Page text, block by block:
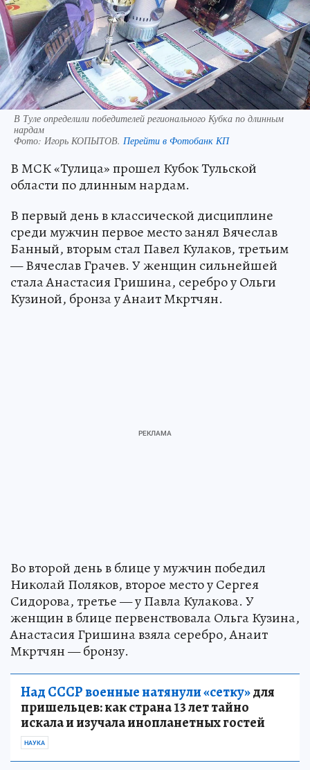
В Туле определили победителей регионального Кубка по длинным
нардам
Фото: Игорь КОПЫТОВ. Перейти в Фотобанк КП
В МСК «Тулица» прошел Кубок Тульской
области по длинным нардам.
В первый день в классической дисциплине
среди мужчин первое место занял Вячеслав
Банный, вторым стал Павел Кулаков, третьим
— Вячеслав Грачев. У женщин сильнейшей
стала Анастасия Гришина, серебро у Ольги
Кузиной, бронза у Анаит Мкртчян.
Во второй день в блице у мужчин победил
Николай Поляков, второе место у Сергея
Сидорова, третье — у Павла Кулакова. У
женщин в блице первенствовала Ольга Кузина,
Анастасия Гришина взяла серебро, Анаит
Мкртчян — бронзу.
Над СССР военные натянули «сетку»для
пришельцев: как страна 13 лет тайно
искала и изучала инопланетных гостей
НАУКА